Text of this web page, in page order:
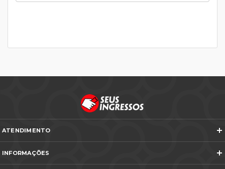
ATENDIMENTO
INFORMAÇÕES